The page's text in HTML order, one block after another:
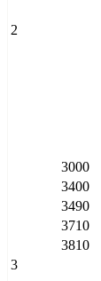
2
3000
3400
3490
3710
3810
3